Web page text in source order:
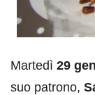
Martedì 29
suo patrono,